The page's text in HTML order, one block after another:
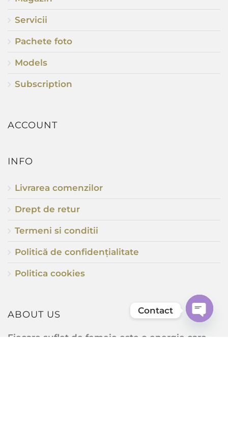
Servicii
Pachete foto
Models
Subscription
ACCOUNT
INFO
Livrarea comenzilor
Drept de retur
Termeni si conditii
Politică de confidențialitate
Politica cookies
ABOUT US
Fiecare suflet de femeie este o energie care,
Contact
chaty